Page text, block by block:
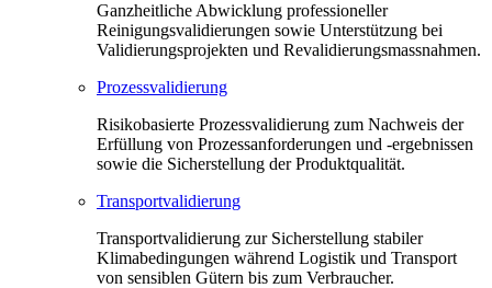
Ganzheitliche Abwicklung professioneller
Reinigungsvalidierungen sowie Unterstützung bei
Validierungsprojekten und Revalidierungsmassnahmen.
Prozessvalidierung
Risikobasierte Prozessvalidierung zum Nachweis der
Erfüllung von Prozessanforderungen und -ergebnissen
sowie die Sicherstellung der Produktqualität.
Transportvalidierung
Transportvalidierung zur Sicherstellung stabiler
Klimabedingungen während Logistik und Transport
von sensiblen Gütern bis zum Verbraucher.